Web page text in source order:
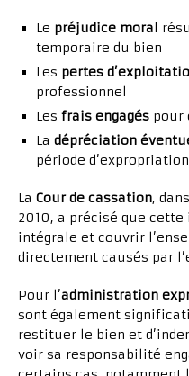
Le préjudice moral
temporaire du bien
Les pertes
professionnel
Les frais engagés pour
La dépréciation
période d’expropriation
La Cour de cassation,
2010, a précisé que
intégrale et couvrir
directement causés par
Pour l’administration
sont également
restituer le bien et
voir sa responsabilité